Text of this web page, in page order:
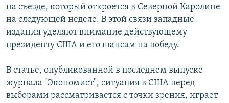
на съезде, который откроется в Северной Каролине
на следующей неделе. В этой связи западные
издания уделяют внимание действующему
президенту США и его шансам на победу.
В статье, опубликованной в последнем выпуске
журнала "Экономист", ситуация в США перед
выборами рассматривается с точки зрения, играет